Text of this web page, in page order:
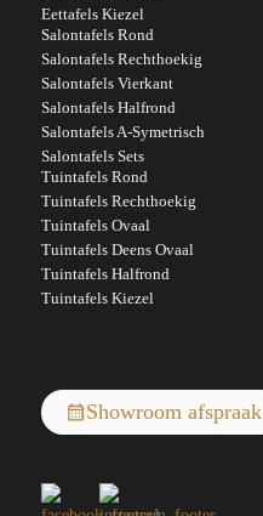
Eettafels Kiezel
Salontafels Rond
Salontafels Rechthoekig
Salontafels Vierkant
Salontafels Halfrond
Salontafels A-Symetrisch
Salontafels Sets
Tuintafels Rond
Tuintafels Rechthoekig
Tuintafels Ovaal
Tuintafels Deens Ovaal
Tuintafels Halfrond
Tuintafels Kiezel
Showroom afspraak